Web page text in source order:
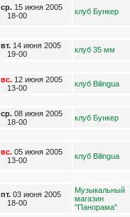
ср. 15 июня 2005
18-00
клуб Бункер
вт. 14 июня 2005
19-00
клуб 35 мм
вс. 12 июня 2005
13-00
клуб Bilingua
ср. 08 июня 2005
18-00
клуб Бункер
вс. 05 июня 2005
13-00
клуб Bilingua
пт. 03 июня 2005
18-00
Музыкальный
магазин
"Панорама"